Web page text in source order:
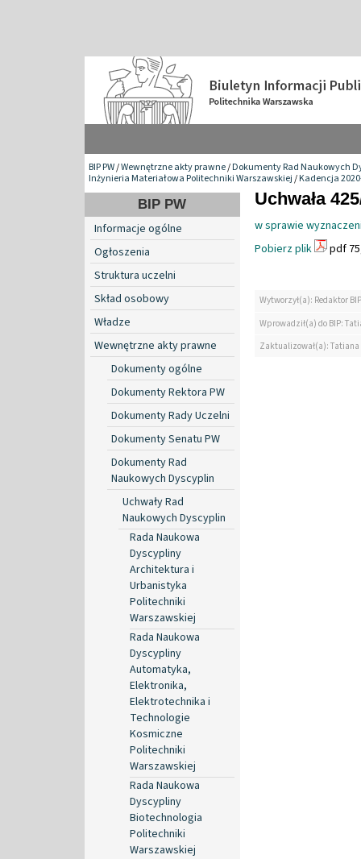
BIP PW/Wewnętrzne akty prawne/Dokumenty Rad Naukowych
Inżynieria Materiałowa Politechniki Warszawskiej/Kadencja
BIP PW
Informacje ogólne
Ogłoszenia
Struktura uczelni
Skład osobowy
Władze
Wewnętrzne akty prawne
Dokumenty ogólne
Dokumenty Rektora PW
Dokumenty Rady Uczelni
Dokumenty Senatu PW
Dokumenty Rad
Naukowych Dyscyplin
Uchwały Rad
Naukowych Dyscyplin
Rada Naukowa
Dyscypliny
Architektura i
Urbanistyka
Politechniki
Warszawskiej
Rada Naukowa
Dyscypliny
Automatyka,
Elektronika,
Elektrotechnika i
Technologie
Kosmiczne
Politechniki
Warszawskiej
Rada Naukowa
Dyscypliny
Biotechnologia
Politechniki
Warszawskiej
Uchwała
w sprawie
Pobierz plik
pdf
Wytworzył(a): Redaktor BIP
Wprowadził(a) do BIP:
Zaktualizował(a):